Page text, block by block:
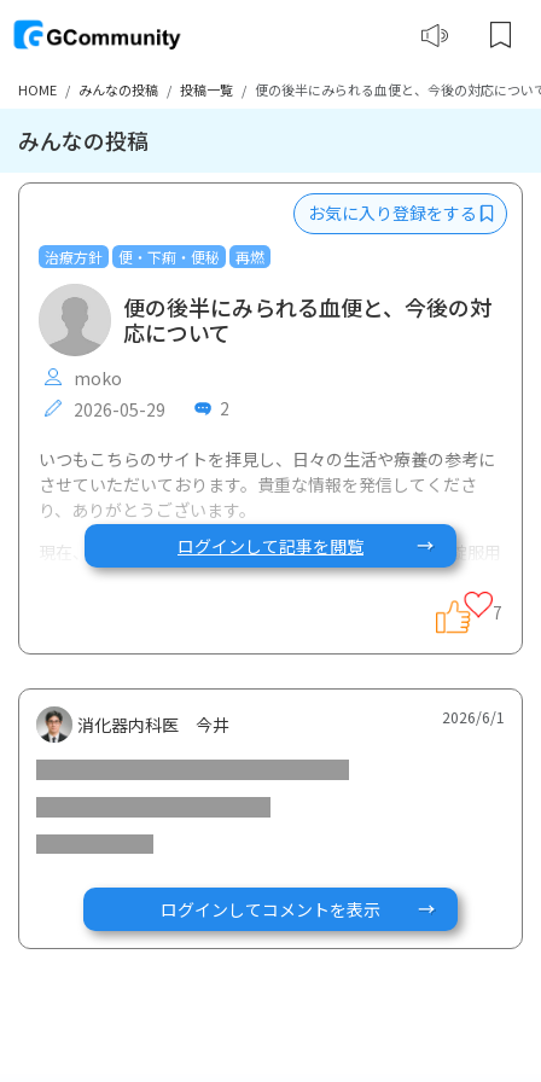
HOME みんなの投稿 投稿一覧 便の後半にみられる血便と、今後の対応につい
みんなの投稿
治療方針 便・下痢・便秘 再燃
お気に入り登録をする
便の後半にみられる血便と、今後の対
応について
moko
2026-05-29
2
いつもこちらのサイトを拝見し、日々の生活や療養の参考に
させていただいております。貴重な情報を発信してくださ
り、ありがとうございます。
現在、潰瘍性大腸炎でリンヴォック15mgとリアルダ4錠服用
中です。ここ最近、劇的に悪いというわけではないのです
が、何となくすっきりとしない、微妙に調子が悪い状態が続
いており、以下の症状についてご相談させてください。
排便回数： 1日1から4回ほど
便の状態： 最初の2〜3回は普通の便ですが、最後の方の便
にだけ、血が混じっている（血便である）ように見えます。
【質問・相談したいこと】
体への負担を考えると、なるべく大腸内視鏡（カメラ）検査
は避けたいのが本音です。便の検査である「カルプロテクチ
ログインして記事を閲覧
7
消化器内科医 今井 2026/6/1
ログインしてコメントを表示